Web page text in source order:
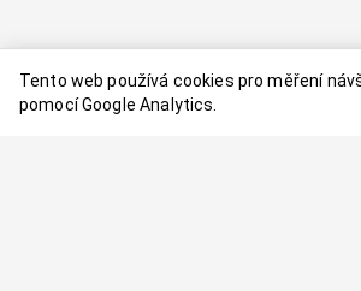
Tento web používá cookies pro měření
pomocí Google Analytics.